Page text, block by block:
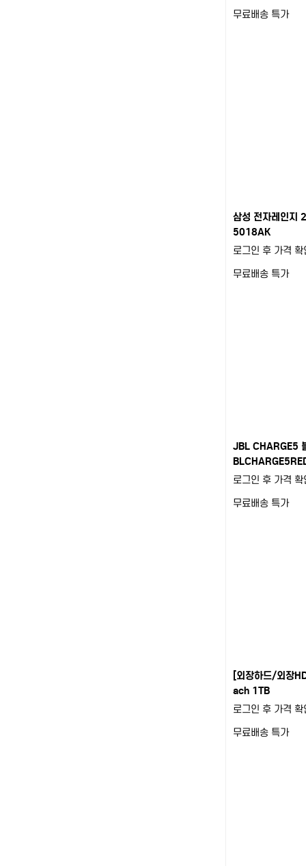
무료배송 특가
삼성 전자레인지
5018AK
로그인 후 가격 확
무료배송 특가
JBL CHARGE5
로그인 후 가격 확
무료배송 특가
[외장하드/외장
ach 1TB
로그인 후 가격 확
무료배송 특가